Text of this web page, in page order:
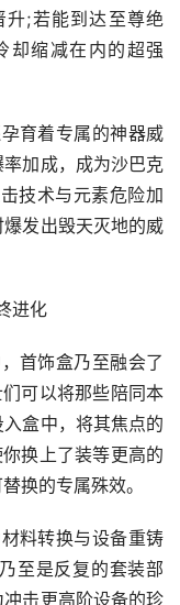
升;若能到达至尊绝
却缩减在内的超强
加成，成为沙巴克
技术与元素危险加
发出毁天灭地的威
进化
可以将那些陪同本
盒中，将其焦点的
换上了装等更高的
换的专属殊效。
至是反复的套装部
击更高阶设备的珍